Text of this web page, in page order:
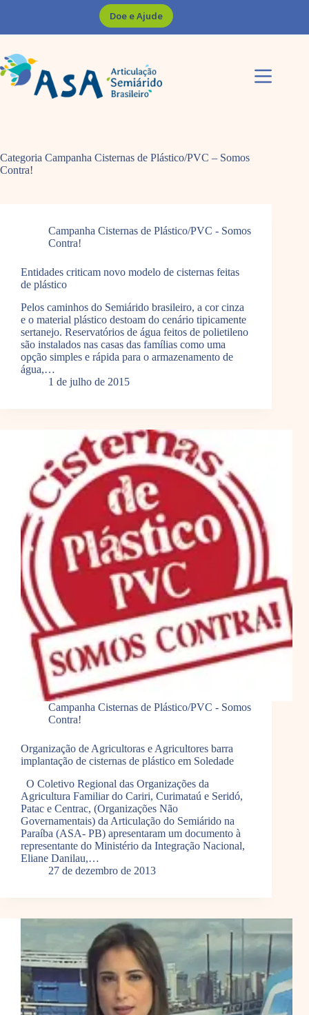
Doe e Ajude
Categoria Campanha Cisternas de Plástico/PVC – Somos
Contra!
Campanha Cisternas de Plástico/PVC - Somos
Contra!
Entidades criticam novo modelo de cisternas feitas
de plástico
Pelos caminhos do Semiárido brasileiro, a cor cinza
e o material plástico destoam do cenário tipicamente
sertanejo. Reservatórios de água feitos de polietileno
são instalados nas casas das famílias como uma
opção simples e rápida para o armazenamento de
água,…
1 de julho de 2015
Campanha Cisternas de Plástico/PVC - Somos
Contra!
Organização de Agricultoras e Agricultores barra
implantação de cisternas de plástico em Soledade
O Coletivo Regional das Organizações da
Agricultura Familiar do Cariri, Curimataú e Seridó,
Patac e Centrac, (Organizações Não
Governamentais) da Articulação do Semiárido na
Paraíba (ASA- PB) apresentaram um documento à
representante do Ministério da Integração Nacional,
Eliane Danilau,…
27 de dezembro de 2013